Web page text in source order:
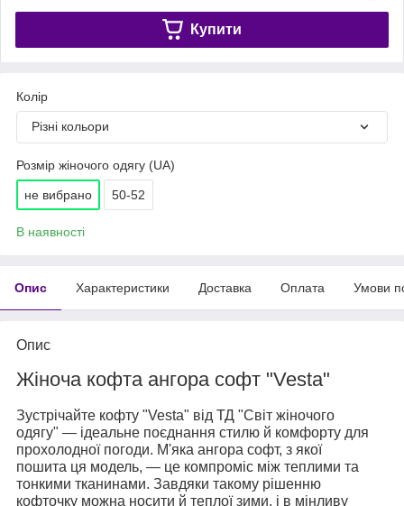
Купити
Колір
Різні кольори
Розмір жіночого одягу (UA)
не вибрано 50-52
В наявності
Опис Характеристики Доставка Оплата Умови
Опис
Жіноча кофта ангора софт "Vesta"
Зустрічайте кофту "Vesta" від ТД "Світ жіночого
одягу" — ідеальне поєднання стилю й комфорту для
прохолодної погоди. М'яка ангора софт, з якої
пошита ця модель, — це компроміс між теплими та
тонкими тканинами. Завдяки такому рішенню
кофточку можна носити й теплої зими, і в мінливу